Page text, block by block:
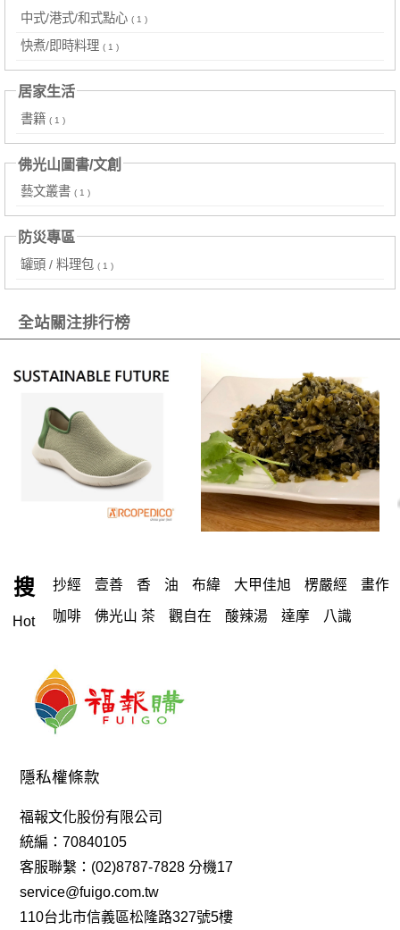
中式/港式/和式點心 ( 1 )
快煮/即時料理 ( 1 )
居家生活
書籍 ( 1 )
佛光山圖書/文創
藝文叢書 ( 1 )
防災專區
罐頭 / 料理包 ( 1 )
全站關注排行榜
搜
Hot
抄經 壹善 香 油 布緯 大甲佳旭 楞嚴經 畫作
咖啡 佛光山 茶 觀自在 酸辣湯 達摩 八識
包 袋
御太郎 蛋捲 一筆字
足弓鞋、僧鞋、羅漢鞋、機能鞋、健康鞋
故宮 人生禪
黎麥 佛珠 佛光山 禮盒 唸佛機
享活 手工柴燒龍眼双木耳露 350ml
隱私權條款
福報文化股份有限公司
統編：70840105
客服聯繫：(02)8787-7828 分機17
service@fuigo.com.tw
110台北市信義區松隆路327號5樓